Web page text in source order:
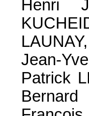
Henri
Jean-
Patrick